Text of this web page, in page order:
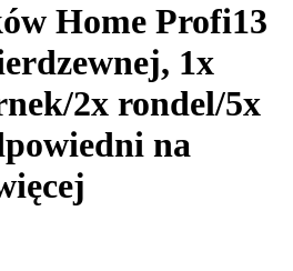
Home Profi13
1x
2x rondel/5x
na